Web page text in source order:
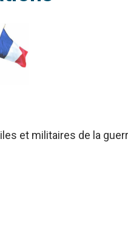
et militaires de la